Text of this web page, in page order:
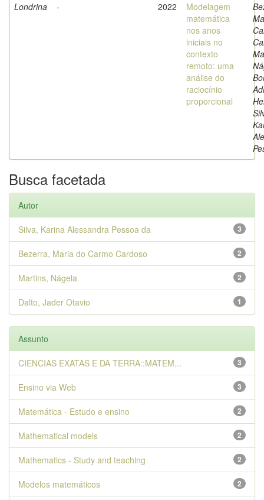
Londrina
- 2022
Modelagem
matemática
nos anos
iniciais no
contexto
remoto: uma
análise do
raciocínio
proporcional
Busca facetada
Autor
3
Silva, Karina Alessandra Pessoa da
2
Bezerra, Maria do Carmo Cardoso
2
Martins, Nágela
1
Dalto, Jader Otavio
Assunto
3
CIENCIAS EXATAS E DA TERRA::MATEM...
3
Ensino via Web
2
Matemática - Estudo e ensino
2
Mathematical models
2
Mathematics - Study and teaching
2
Modelos matemáticos